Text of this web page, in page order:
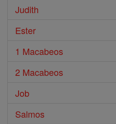
Judith
Ester
1 Macabeos
2 Macabeos
Job
Salmos